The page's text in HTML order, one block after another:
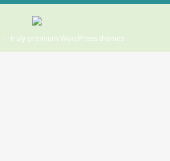
— truly premium WordPress themes